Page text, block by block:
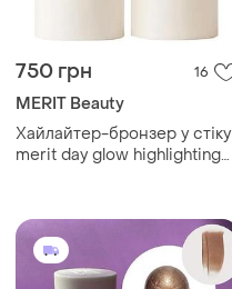
750 грн 16
MERIT Beauty
Хайлайтер-бронзер у стіку
merit day glow highlighting